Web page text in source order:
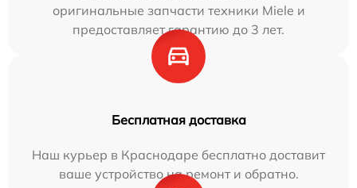
оригинальные запчасти техники Miele и
предоставляет гарантию до 3 лет.
Бесплатная доставка
Наш курьер в Краснодаре бесплатно доставит
ваше устройство на ремонт и обратно.